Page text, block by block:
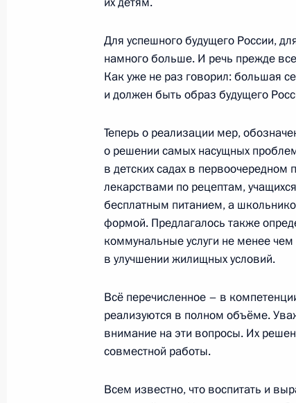
20 декабря 2024 года, 18:40
«Семья»
28 ноября 2024 года, 13:00
Заседание комиссии
«Семья»
31 октября 2024 года, 17:00
Заседание комиссии
Для успешного будущего России,
намного больше. И речь прежде
Как уже не раз говорил: большая
и должен быть образ будущего
Теперь о реализации мер,
о решении самых насущных
в детских садах в первоочередном
лекарствами по рецептам,
бесплатным питанием, а
формой. Предлагалось также
коммунальные услуги не менее
в улучшении жилищных условий.
Всё перечисленное – в
реализуются в полном объёме.
внимание на эти вопросы. Их
совместной работы.
Всем известно, что воспитать и